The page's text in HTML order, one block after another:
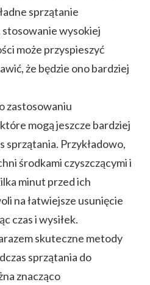
sprzątanie
wysokiej
może przyspieszyć
że będzie ono bardziej
zastosowaniu
mogą jeszcze bardziej
sprzątania. Przykładowo,
środkami czyszczącymi i
minut przed ich
na łatwiejsze usunięcie
czas i wysiłek.
skuteczne metody
sprzątania do
znacząco